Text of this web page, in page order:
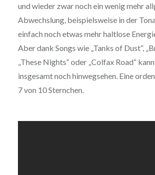
und wieder zwar noch ein wenig mehr
Abwechslung, beispielsweise in der
einfach noch etwas mehr haltlose
Aber dank Songs wie „Tanks of Dust“,
„These Nights“ oder „Colfax Road“
insgesamt noch hinwegsehen. Eine
7 von 10 Sternchen.